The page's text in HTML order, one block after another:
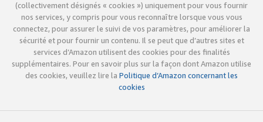
(collectivement désignés « cookies ») uniquement pour vous fournir
nos services, y compris pour vous reconnaître lorsque vous vous
connectez, pour assurer le suivi de vos paramètres, pour améliorer la
sécurité et pour fournir un contenu. Il se peut que d’autres sites et
services d’Amazon utilisent des cookies pour des finalités
supplémentaires. Pour en savoir plus sur la façon dont Amazon utilise
des cookies, veuillez lire la Politique d’Amazon concernant les
cookies